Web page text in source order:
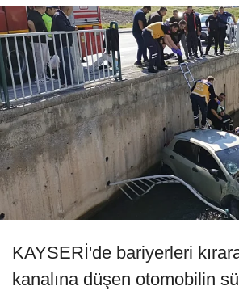
KAYSERİ'de bariyerleri
kanalına düşen otomobilin